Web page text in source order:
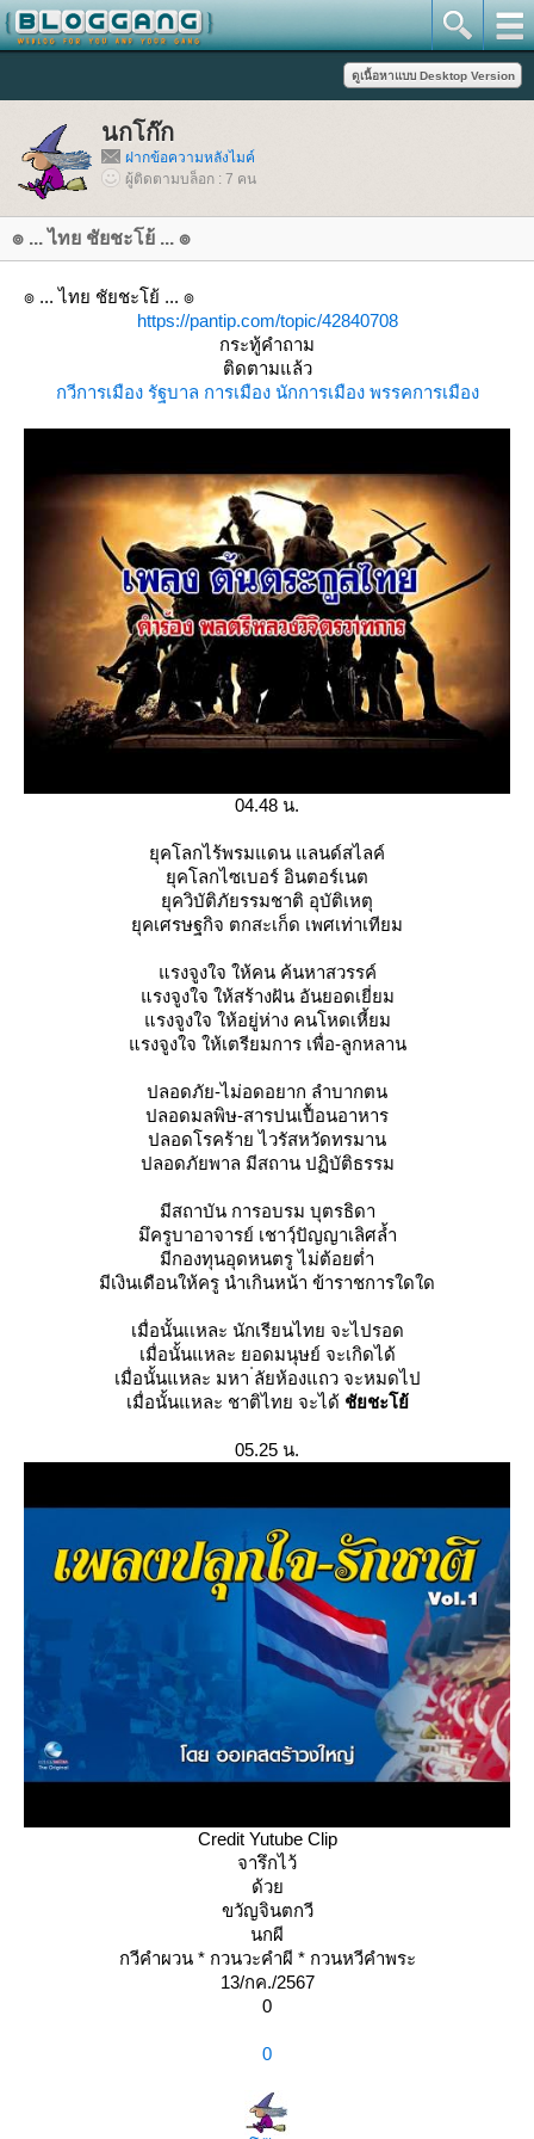
นกโก๊ก
ฝากข้อความหลังไมค์
ผู้ติดตามบล็อก : 7 คน
๏ ... ไทย ชัยชะโย้ ... ๏
๏ ... ไทย ชัยชะโย้ ... ๏
https://pantip.com/topic/42840708
กระทู้คำถาม
ติดตามแล้ว
กวีการเมือง รัฐบาล การเมือง นักการเมือง พรรคการเมือง
04.48 น.
ุคโลกไร้พรมแดน แลนด์สไลค์
ุคโลกไซเบอร์ อินตอร์เนต
ุควิบัติภัยรรมชาติ อุบัติเหตุ
ุคเศรษฐกิจ ตกสะเก็ด เพศเท่าเทียม
รงจูงใจ ให้คน ค้นหาสวรรค์
รงจูงใจ ให้สร้างฝัน อันยอดเยี่ยม
รงจูงใจ ให้อยู่ห่าง คนโหดเหี้ยม
รงจูงใจ ให้เตรียมการ เพื่อ-ลูกหลาน
ปลอดภัย-ไม่อดอยาก ลำบากตน
ปลอดมลพิษ-สารปนเปื้อนอาหาร
ปลอดโรคร้าย ไวรัสหวัดทรมาน
ปลอดภัยพาล มีสถาน ปฏิบัติธรรม
มีสถาบัน การอบรม บุตรธิดา
มึครูบาอาจารย์ เชาวฺ์ปัญญาเลิศล้ำ
มีกองทุนอุดหนตรู ไม่ต้อยต่ำ
มีเงินเดือนให้ครู นำเกินหน้า ข้าราชการใดใด
เมื่อนั้นเเหละ นักเรียนไทย จะไปรอด
เมื่อนั้นแหละ ยอดมนุษย์ จะเกิดได้
เมื่อนั้นแหละ มหา ่ลัยห้องแถว จะหมดไป
เมื่อนั้นแหละ ชาติไทย จะได้ ชัยชะโย้
05.25 น.
Credit Yutube Clip
จารึกไว้
ด้ว
ขวัญจินตกวี
นกผี
กวีคำผวน * กวนวะคำผี * กวนหวีคำพระ
13/กค./2567
0
0